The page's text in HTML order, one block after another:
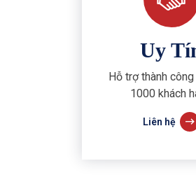
Uy
Hỗ trợ thành
1000 khách
Liên hệ